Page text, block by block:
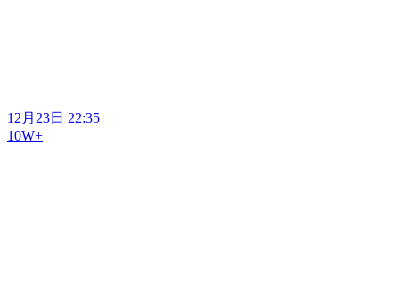
12月23日 22:35
10W+